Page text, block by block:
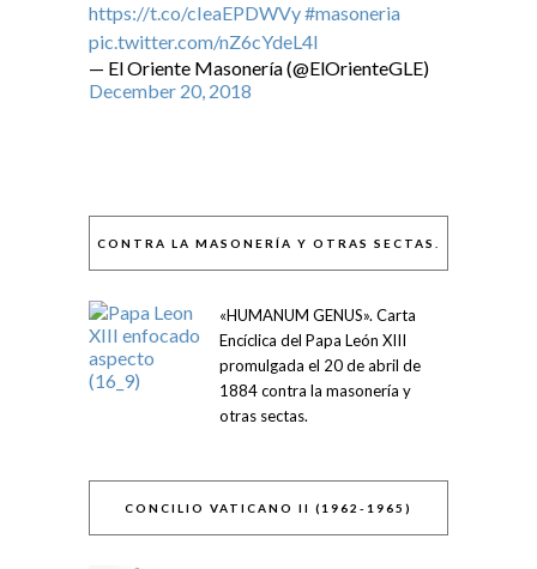
https://t.co/cIeaEPDWVy#masoneria
pic.twitter.com/nZ6cYdeL4I
— El Oriente Masonería (@ElOrienteGLE)
December 20, 2018
CONTRA LA MASONERÍA Y OTRAS SECTAS.
«HUMANUM GENUS». Carta
Encíclica del Papa León XIII
promulgada el 20 de abril de
1884 contra la masonería y
otras sectas.
CONCILIO VATICANO II (1962-1965)